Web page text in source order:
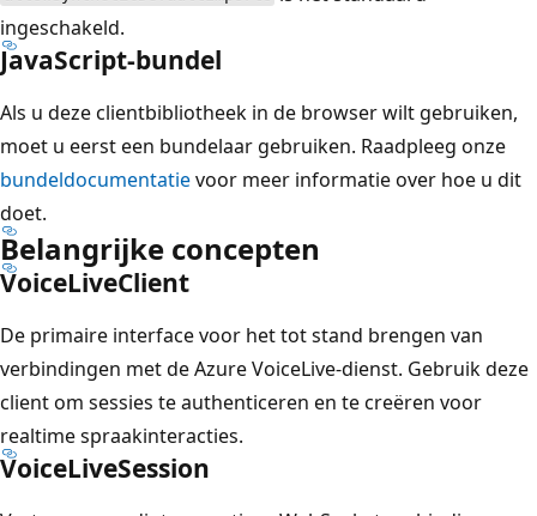
ingeschakeld.
JavaScript-bundel
Als u deze clientbibliotheek in de browser wilt gebruiken,
moet u eerst een bundelaar gebruiken. Raadpleeg onze
bundeldocumentatievoor meer informatie over hoe u dit
doet.
Belangrijke concepten
VoiceLiveClient
De primaire interface voor het tot stand brengen van
verbindingen met de Azure VoiceLive-dienst. Gebruik deze
client om sessies te authenticeren en te creëren voor
realtime spraakinteracties.
VoiceLiveSession